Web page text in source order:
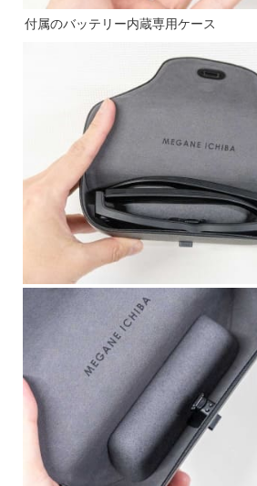
付属のバッテリー内蔵専用ケース